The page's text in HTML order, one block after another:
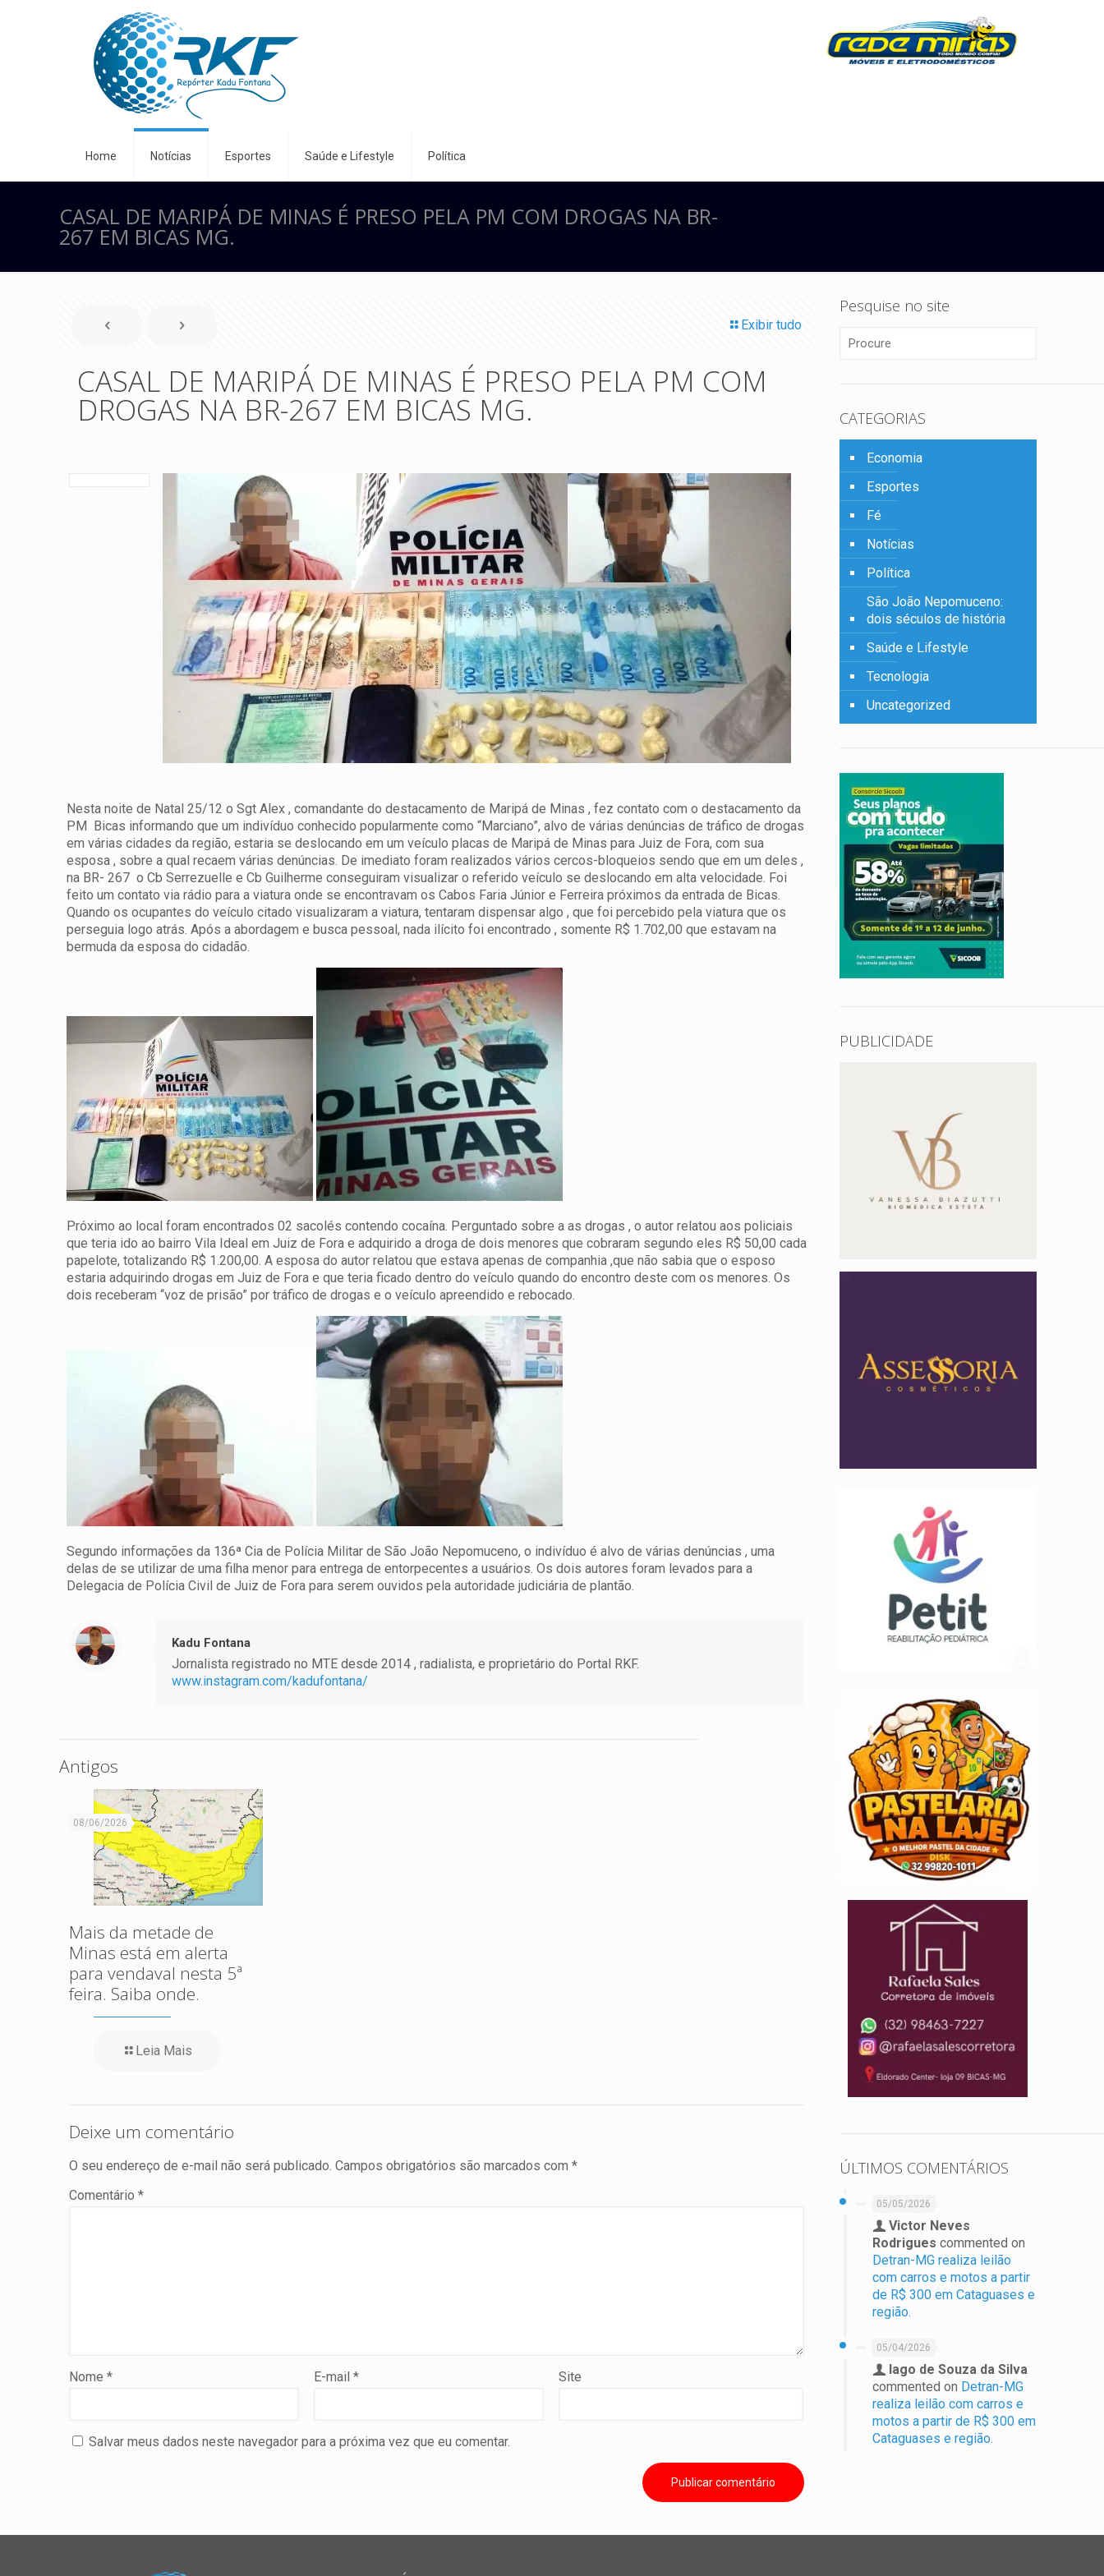
Home Notícias Esportes Saúde e Lifestyle Política
CASAL DE MARIPÁ DE MINAS É PRESO PELA PM COM DROGAS NA BR-
267 EM BICAS MG.
Exibir tudo
CASAL DE MARIPÁ DE MINAS É PRESO PELA PM COM
DROGAS NA BR-267 EM BICAS MG.
Nesta noite de Natal 25/12 o Sgt Alex , comandante do destacamento de Maripá de Minas , fez contato com o destacamento da
PM Bicas informando que um indivíduo conhecido popularmente como “Marciano”, alvo de várias denúncias de tráfico de drogas
em várias cidades da região, estaria se deslocando em um veículo placas de Maripá de Minas para Juiz de Fora, com sua
esposa , sobre a qual recaem várias denúncias. De imediato foram realizados vários cercos-bloqueios sendo que em um deles ,
na BR- 267 o Cb Serrezuelle e Cb Guilherme conseguiram visualizar o referido veículo se deslocando em alta velocidade. Foi
feito um contato via rádio para a viatura onde se encontravam os Cabos Faria Júnior e Ferreira próximos da entrada de Bicas.
Quando os ocupantes do veículo citado visualizaram a viatura, tentaram dispensar algo , que foi percebido pela viatura que os
perseguia logo atrás. Após a abordagem e busca pessoal, nada ilícito foi encontrado , somente R$ 1.702,00 que estavam na
bermuda da esposa do cidadão.
Próximo ao local foram encontrados 02 sacolés contendo cocaína. Perguntado sobre a as drogas , o autor relatou aos policiais
que teria ido ao bairro Vila Ideal em Juiz de Fora e adquirido a droga de dois menores que cobraram segundo eles R$ 50,00 cada
papelote, totalizando R$ 1.200,00. A esposa do autor relatou que estava apenas de companhia ,que não sabia que o esposo
estaria adquirindo drogas em Juiz de Fora e que teria ficado dentro do veículo quando do encontro deste com os menores. Os
dois receberam “voz de prisão” por tráfico de drogas e o veículo apreendido e rebocado.
Segundo informações da 136ª Cia de Polícia Militar de São João Nepomuceno, o indivíduo é alvo de várias denúncias , uma
delas de se utilizar de uma filha menor para entrega de entorpecentes a usuários. Os dois autores foram levados para a
Delegacia de Polícia Civil de Juiz de Fora para serem ouvidos pela autoridade judiciária de plantão.
Kadu Fontana
Jornalista registrado no MTE desde 2014 , radialista, e proprietário do Portal RKF.
www.instagram.com/kadufontana/
Antigos
08/06/2026
Mais da metade de
Minas está em alerta
para vendaval nesta 5ª
feira. Saiba onde.
Leia Mais
Deixe um comentário
O seu endereço de e-mail não será publicado. Campos obrigatórios são marcados com *
Comentário *
Nome * E-mail* Site
Salvar meus dados neste navegador para a próxima vez que eu comentar.
Pesquise no site
CATEGORIAS
Economia
Esportes
Fé
Notícias
Política
São João Nepomuceno:
dois séculos de história
Saúde e Lifestyle
Tecnologia
Uncategorized
PUBLICIDADE
ÚLTIMOS COMENTÁRIOS
05/05/2026
Victor Neves
Rodrigues commented on
Detran-MG realiza leilão
com carros e motos a partir
de R$ 300 em Cataguases e
região.
05/04/2026
Iago de Souza da Silva
commented on Detran-MG
realiza leilão com carros e
motos a partir de R$ 300 em
Cataguases e região.